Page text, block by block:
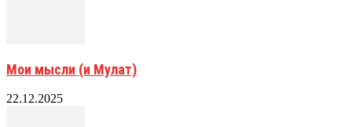
Мои мысли (и Мулат)
22.12.2025